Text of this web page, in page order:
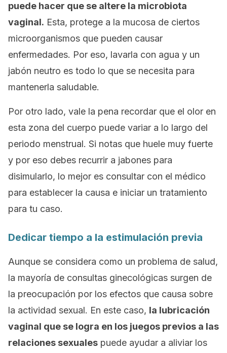
puede hacer que se altere la microbiota
vaginal. Esta, protege a la mucosa de ciertos
microorganismos que pueden causar
enfermedades. Por eso, lavarla con agua y un
jabón neutro es todo lo que se necesita para
mantenerla saludable.
Por otro lado, vale la pena recordar que el olor en
esta zona del cuerpo puede variar a lo largo del
periodo menstrual. Si notas que huele muy fuerte
y por eso debes recurrir a jabones para
disimularlo, lo mejor es consultar con el médico
para establecer la causa e iniciar un tratamiento
para tu caso.
Dedicar tiempo a la estimulación previa
Aunque se considera como un problema de salud,
la mayoría de consultas ginecológicas surgen de
la preocupación por los efectos que causa sobre
la actividad sexual. En este caso, la lubricación
vaginal que se logra en los juegos previos a las
relaciones sexuales puede ayudar a aliviar los